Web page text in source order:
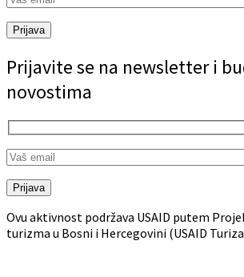
Prijava
Prijavite se na newsletter i
novostima
Prijava
Ovu aktivnost podržava USAID putem
turizma u Bosni i Hercegovini (USAID